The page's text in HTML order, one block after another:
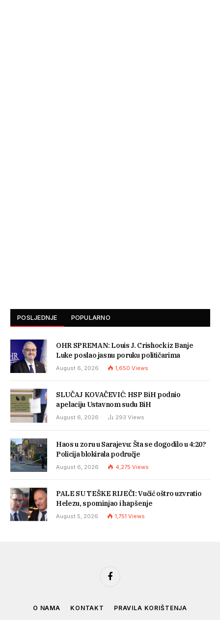
POSLJEDNJE POPULARNO
OHR SPREMAN: Louis J. Crishock iz Banje
Luke poslao jasnu poruku političarima
August 6, 2026 1,650 Views
SLUČAJ KOVAČEVIĆ: HSP BiH podnio
apelaciju Ustavnom sudu BiH
August 6, 2026 293 Views
Haos u zoru u Sarajevu: Šta se dogodilo u 4:20?
Policija blokirala područje
August 6, 2026 4,275 Views
PALE SU TEŠKE RIJEČI: Vučić oštro uzvratio
Helezu, spominjao i hapšenje
August 5, 2026 1,751 Views
Facebook
O NAMA KONTAKT PRAVILA KORIŠTENJA